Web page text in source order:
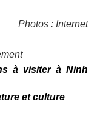
Photos : Internet
à visiter à Ninh
et culture